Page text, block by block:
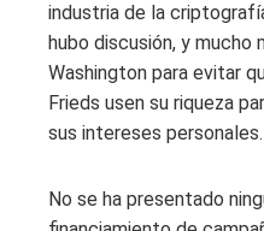
industria de la
hubo discusión, y mucho
Washington para evitar
Frieds usen su riqueza
sus intereses personales.
No se ha presentado